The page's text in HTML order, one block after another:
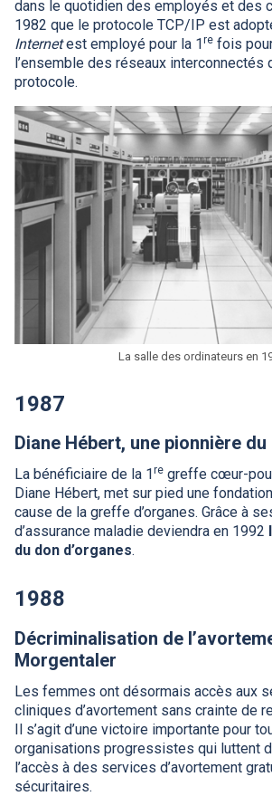
dans le quotidien des employés et des
1982 que le protocole TCP/IP est
Internetest employé pour la 1re fois
l’ensemble des réseaux interconnectés
protocole.
La salle des ordinateurs en
1987
Diane Hébert, une pionnière du
La bénéficiaire de la 1 re greffe cœur-
Diane Hébert, met sur pied une
cause de la greffe d’organes. Grâce à
d’assurance maladie deviendra en 1992
du don d’organes.
1988
Décriminalisation de
Morgentaler
Les femmes ont désormais accès aux
cliniques d’avortement sans crainte de
Il s’agit d’une victoire importante pour
organisations progressistes qui luttent
l’accès à des services d’avortement
sécuritaires.